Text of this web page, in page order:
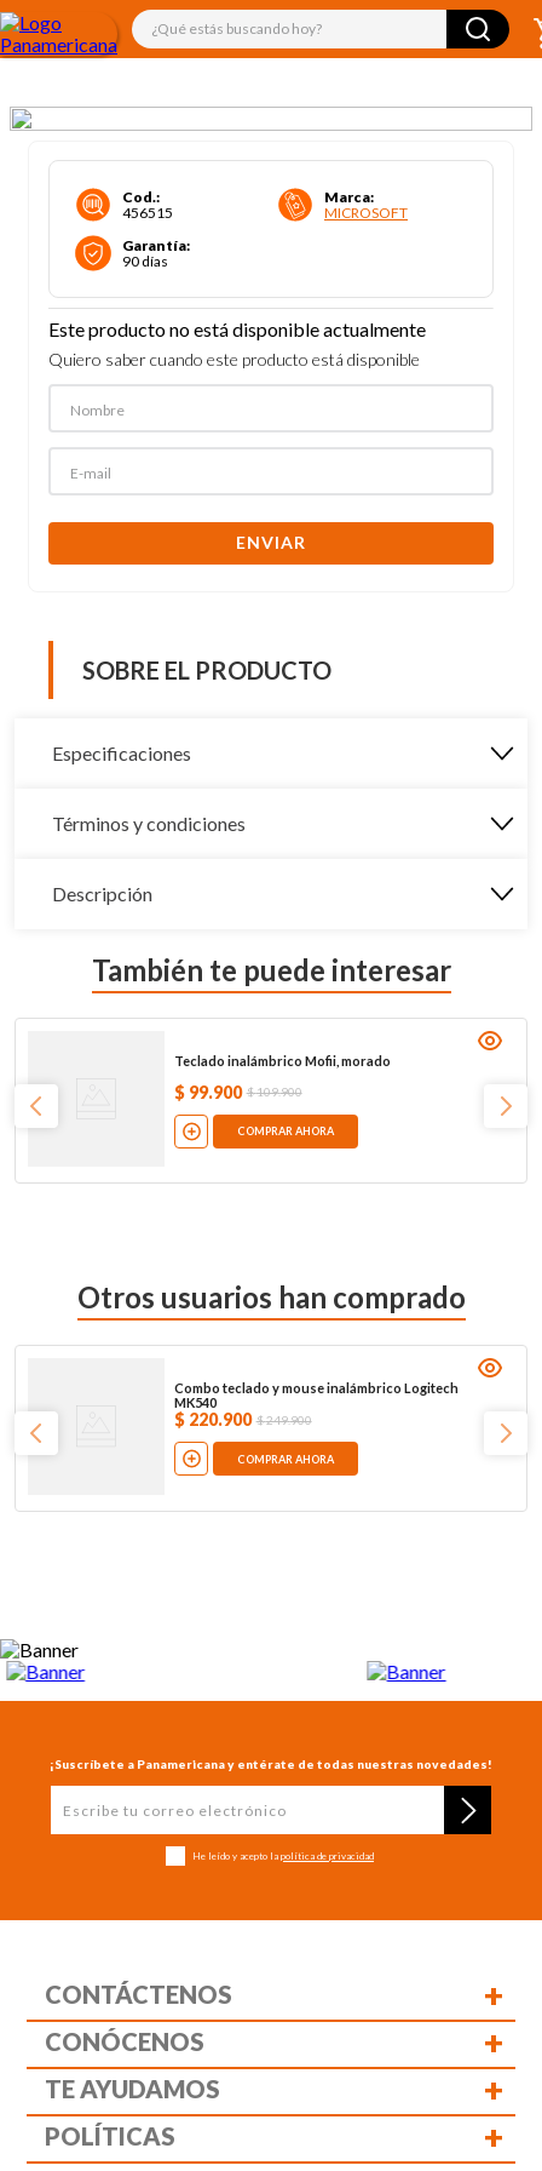
¿Qué estás buscando hoy?
Cod.:
456515
Marca:
MICROSOFT
Garantía:
90 días
Este producto no está disponible actualmente
Quiero saber cuando este producto está disponible
ENVIAR
SOBRE EL PRODUCTO
Especificaciones
Términos y condiciones
Descripción
También te puede interesar
Teclado inalámbrico Mofii, morado
$ 99.900 $109.900
COMPRAR AHORA
Otros usuarios han comprado
Combo teclado y mouse inalámbrico Logitech
MK540
$ 220.900 $249.900
COMPRAR AHORA
¡Suscríbete a Panamericana y entérate de todas nuestras novedades!
He leído y acepto la política de privacidad
CONTÁCTENOS +
CONÓCENOS +
TE AYUDAMOS +
POLÍTICAS +